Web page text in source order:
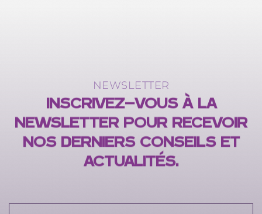
NEWSLETTER
INSCRIVEZ-VOUS À LA
NEWSLETTER POUR RECEVOIR
NOS DERNIERS CONSEILS ET
ACTUALITÉS.